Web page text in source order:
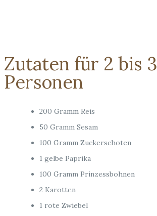
Zutaten für 2 bis 3
Personen
200 Gramm Reis
50 Gramm Sesam
100 Gramm Zuckerschoten
1 gelbe Paprika
100 Gramm Prinzessbohnen
2 Karotten
1 rote Zwiebel